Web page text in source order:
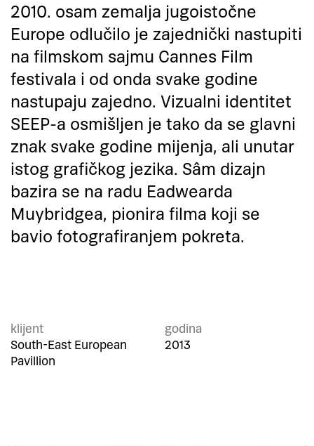
2010. osam zemalja jugoistočne
Europe odlučilo je zajednički nastupiti
na filmskom sajmu Cannes Film
festivala i od onda svake godine
nastupaju zajedno. Vizualni identitet
SEEP-a osmišljen je tako da se glavni
znak svake godine mijenja, ali unutar
istog grafičkog jezika. Sâm dizajn
bazira se na radu Eadwearda
Muybridgea, pionira filma koji se
bavio fotografiranjem pokreta.
klijent
South-East European
Pavillion
godina
2013